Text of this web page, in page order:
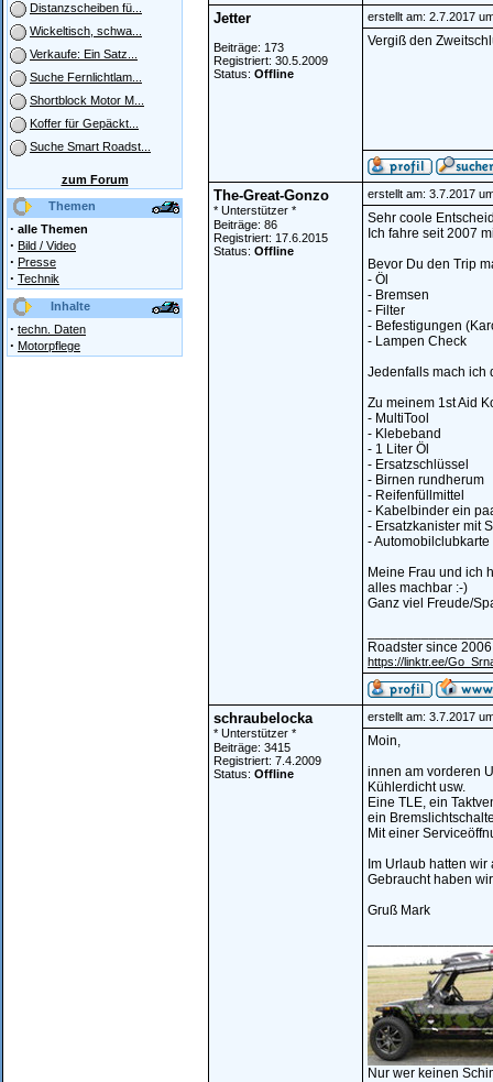
Distanzscheiben fü...
Wickeltisch, schwa...
Verkaufe: Ein Satz...
Suche Fernlichtlam...
Shortblock Motor M...
Koffer für Gepäckt...
Suche Smart Roadst...
zum Forum
Themen
· alle Themen
· Bild / Video
· Presse
· Technik
Inhalte
· techn. Daten
· Motorpflege
Jetter
Beiträge: 173
Registriert: 30.5.2009
Status: Offline
erstellt am: 2.7.2017
Vergiß den
The-Great-Gonzo
* Unterstützer *
Beiträge: 86
Registriert: 17.6.2015
Status: Offline
erstellt am: 3.7.2017
Sehr coole
Ich fahre seit 2007
Bevor Du den Trip
- Öl
- Bremsen
- Filter
- Befestigungen
- Lampen Check
Jedenfalls mach ich
Zu meinem 1st Aid
- MultiTool
- Klebeband
- 1 Liter Öl
- Ersatzschlüssel
- Birnen rundherum
- Reifenfüllmittel
- Kabelbinder ein
- Ersatzkanister mit
- Automobilclubkarte
Meine Frau und ich
alles machbar :-)
Ganz viel Freude/
Roadster since
https://linktr.ee/
schraubelocka
* Unterstützer *
Beiträge: 3415
Registriert: 7.4.2009
Status: Offline
erstellt am: 3.7.2017
Moin,
innen am vorderen
Kühlerdicht usw.
Eine TLE, ein
ein
Mit einer
Im Urlaub hatten
Gebraucht haben
Gruß Mark
Nur wer keinen